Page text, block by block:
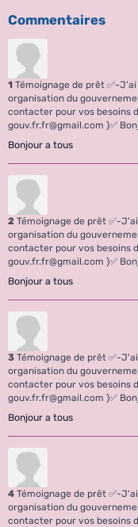
Commentaires
1 Témoignage de prêt ✅-
organisation du
contacter pour vos besoins
gouv.fr.fr@gmail.com )✅
Bonjour a tous
2 Témoignage de prêt ✅-
organisation du
contacter pour vos besoins
gouv.fr.fr@gmail.com )✅
Bonjour a tous
3 Témoignage de prêt ✅-
organisation du
contacter pour vos besoins
gouv.fr.fr@gmail.com )✅
Bonjour a tous
4 Témoignage de prêt ✅-
organisation du
contacter pour vos besoins